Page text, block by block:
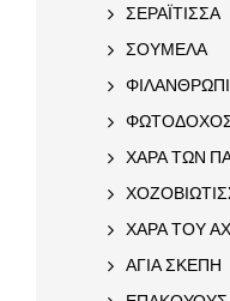
ΣΕΡΑΪΤΙΣΣΑ
ΣΟΥΜΕΛΑ
ΧΑΡΑ ΤΩΝ
ΧΑΡΑ ΤΟΥ
ΑΓΙΑ ΣΚΕΠΗ